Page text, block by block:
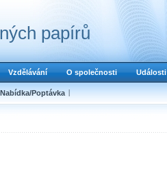
papírů
Vzdělávání O společnosti Události
Nabídka/Poptávka